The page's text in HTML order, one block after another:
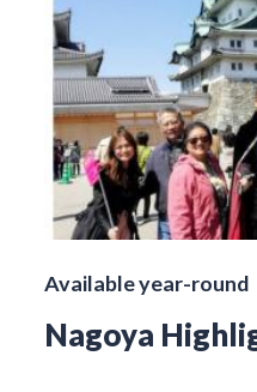
Available year-round
Nagoya